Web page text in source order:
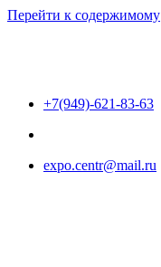
Перейти к содержимому
+7(949)-621-83-63
expo.centr@mail.ru